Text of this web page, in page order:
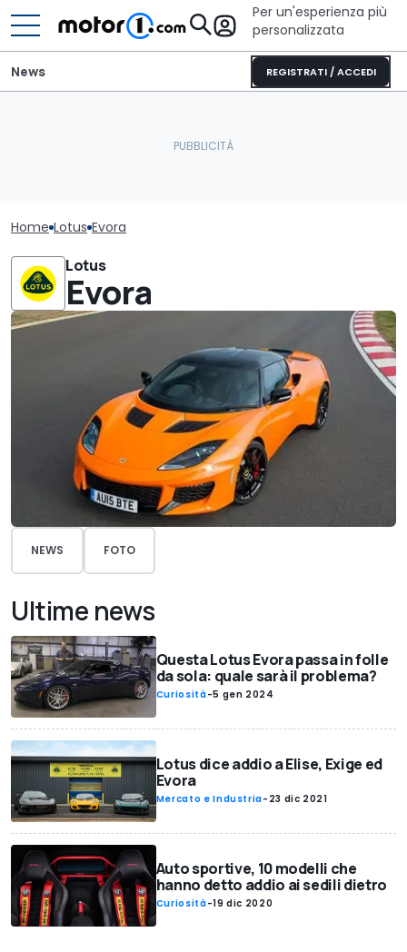
Per un'esperienza più
personalizzata
REGISTRATI / ACCEDI
News
Home Lotus Evora
Lotus
Evora
NEWS FOTO
Ultime news
Questa Lotus Evora passa in folle
da sola: quale sarà il problema?
Curiosità-5 gen 2024
Lotus dice addio a Elise, Exige ed
Evora
Mercato e Industria- 23 dic 2021
Auto sportive, 10 modelli che
hanno detto addio ai sedili dietro
Curiosità-19 dic 2020